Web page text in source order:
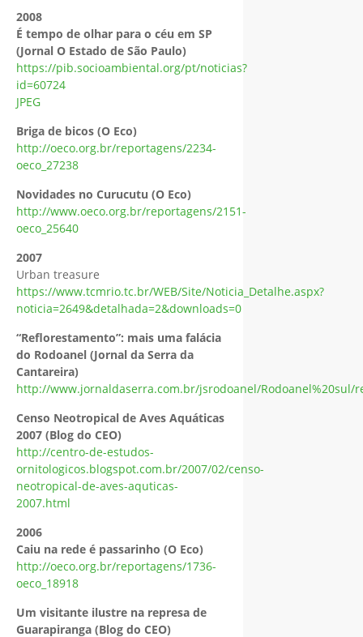
2008
É tempo de olhar para o céu em SP
(Jornal O Estado de São Paulo)
https://pib.socioambiental.org/pt/noticias?
id=60724
JPEG
Briga de bicos (O Eco)
http://oeco.org.br/reportagens/2234-
oeco_27238
Novidades no Curucutu (O Eco)
http://www.oeco.org.br/reportagens/2151-
oeco_25640
2007
Urban treasure
https://www.tcmrio.tc.br/WEB/Site/Noticia_Detalhe.aspx?
noticia=2649&detalhada=2&downloads=0
“Reflorestamento”: mais uma falácia
do Rodoanel (Jornal da Serra da
Cantareira)
http://www.jornaldaserra.com.br/jsrodoanel/Rodoanel%20sul/
Censo Neotropical de Aves Aquáticas
2007 (Blog do CEO)
http://centro-de-estudos-
ornitologicos.blogspot.com.br/2007/02/censo-
neotropical-de-aves-aquticas-
2007.html
2006
Caiu na rede é passarinho (O Eco)
http://oeco.org.br/reportagens/1736-
oeco_18918
Um visitante ilustre na represa de
Guarapiranga (Blog do CEO)